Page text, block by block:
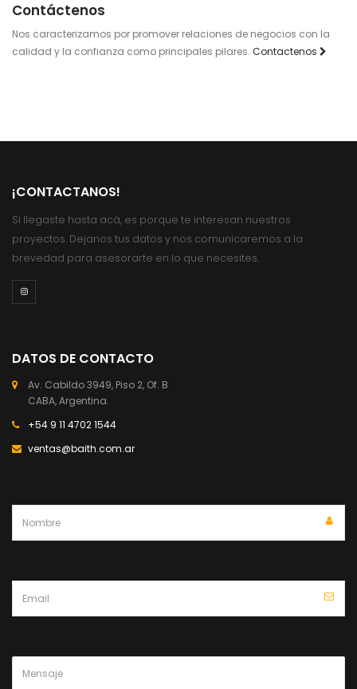
Contáctenos
Nos caracterizamos por promover relaciones de negocios con la
calidad y la confianza como principales pilares. Contactenos
¡CONTACTANOS!
Si llegaste hasta acá, es porque te interesan nuestros
proyectos. Dejanos tus datos y nos comunicaremos a la
brevedad para asesorarte en lo que necesites.
DATOS DE CONTACTO
Av. Cabildo 3949, Piso 2, Of. B
CABA, Argentina.
+54 9 11 4702 1544
ventas@baith.com.ar